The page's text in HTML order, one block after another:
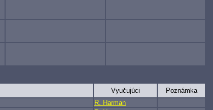
Vyučujúci
Poznámka
R. Harman